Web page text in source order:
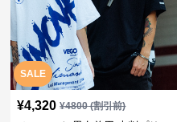
SALE
¥4,320 ¥4800(割引前)